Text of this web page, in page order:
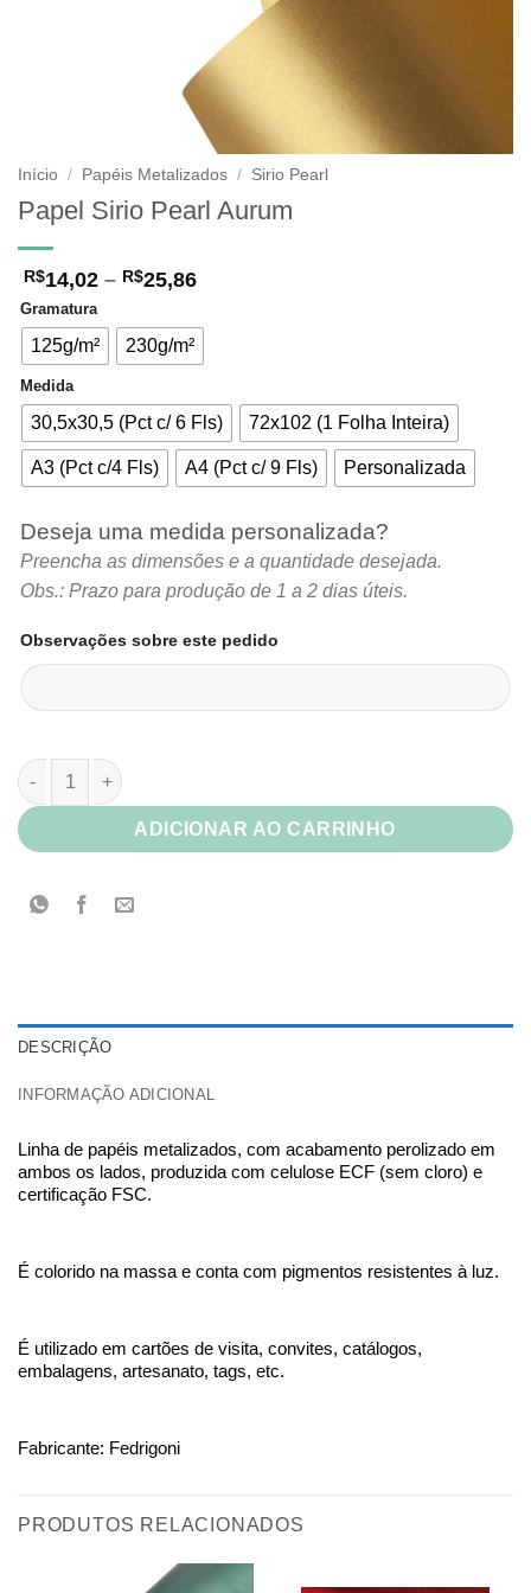
Início / Papéis Metalizados / Sirio Pearl
Papel Sirio Pearl Aurum
R$14,02 – R$25,86Faixa
através
Gramatura
125g/m² 230g/m²
Medida
30,5x30,5 (Pct c/ 6 Fls) 72x102 (1 Folha Inteira)
A3 (Pct c/4 Fls) A4 (Pct c/ 9 Fls) Personalizada
Deseja uma medida personalizada?
Preencha as dimensões e a quantidade desejada.
Obs.: Prazo para produção de 1 a 2 dias úteis.
Observações sobre este pedido
Papel Sirio Pearl Aurum quantidade
ADICIONAR AO CARRINHO
DESCRIÇÃO
INFORMAÇÃO ADICIONAL
Linha de papéis metalizados, com acabamento perolizado em
ambos os lados, produzida com celulose ECF (sem cloro) e
certificação FSC.
É colorido na massa e conta com pigmentos resistentes à luz.
É utilizado em cartões de visita, convites, catálogos,
embalagens, artesanato, tags, etc.
Fabricante: Fedrigoni
PRODUTOS RELACIONADOS